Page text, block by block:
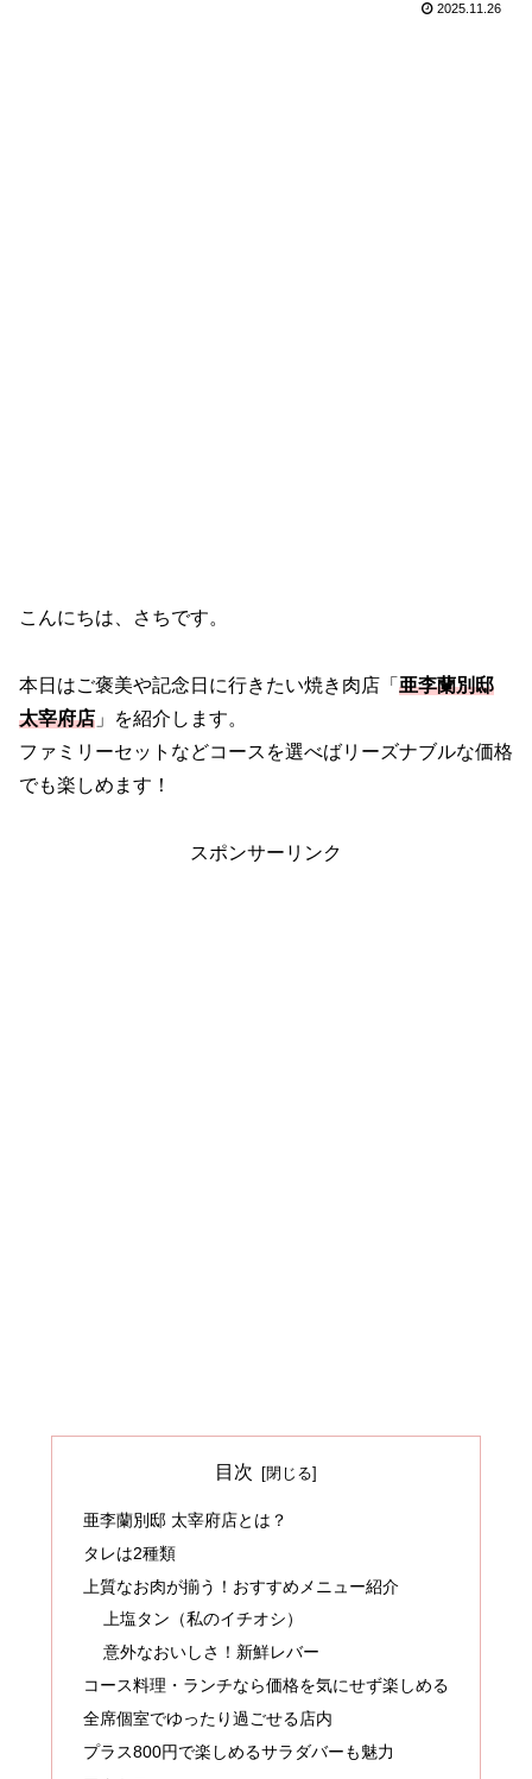
2025.11.26
こんにちは、さちです。
本日はご褒美や記念日に行きたい焼き肉店「 亜李蘭別邸
太宰府店 」を紹介します。
ファミリーセットなどコースを選べばリーズナブルな価格
でも楽しめます！
スポンサーリンク
目次
亜李蘭別邸 太宰府店とは？
タレは2種類
上質なお肉が揃う！おすすめメニュー紹介
上塩タン（私のイチオシ）
意外なおいしさ！新鮮レバー
コース料理・ランチなら価格を気にせず楽しめる
全席個室でゆったり過ごせる店内
プラス800円で楽しめるサラダバーも魅力